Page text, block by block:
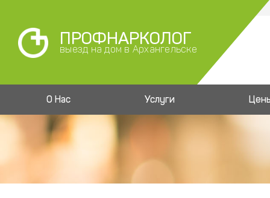
ПРОФНАРКОЛОГ
выезд на дом в Архангельске
О Нас Услуги